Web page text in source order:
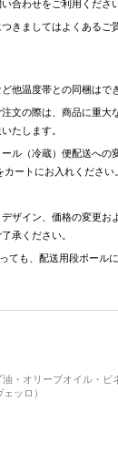
合わせをご利用ください
きましてはよくあるご
他温度帯との同梱はで
文の際は、商品に重大
たします。
ル（冷蔵）便配送への
カートにお入れください
ザイン、価格の変更お
承ください。
ても、配送用段ボール
油・オリーブオイル・ビ
ッロ）